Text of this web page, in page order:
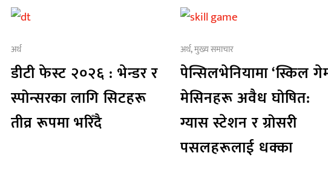
अर्थ
डीटी फेस्ट २०२६ : भेन्डर र
स्पोन्सरका लागि सिटहरू
तीव्र रूपमा भरिँदै
अर्थ,मुख्य समाचार
पेन्सिलभेनियामा ‘स्किल
मेसिनहरू अवैध घोषित:
ग्यास स्टेशन र ग्रोसरी
पसलहरूलाई धक्का